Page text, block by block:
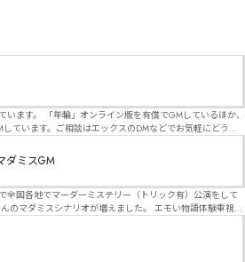
ます。 「年輪」オンライン版を有償でGMしているほか、
ています。ご相談はエックスのDMなどでお気軽にどう
ダミスGM
全国各地でマーダーミステリー（トリック有）公演をして
ーというジャンル名でたくさんあるため、そのようなシナ
る本格推理マーダーミステリーを見つけることが難しくな